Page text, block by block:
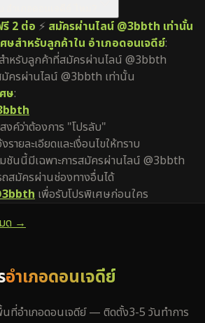
2 ต่อ ⚡ สมัครผ่านไลน์ @3bbth เท่านั้น
ษสำหรับลูกค้าใน อำเภอดอนเจดีย์:
ำหรับลูกค้าที่สมัครผ่านไลน์ @3bbth
มัครผ่านไลน์ @3bbth เท่านั้น
ษ:
งค์ว่าต้องการ "โปรลับ"
รายละเอียดและเงื่อนไขให้ทราบ
มชันนี้มีเฉพาะการสมัครผ่านไลน์ @3bbth
ถสมัครผ่านช่องทางอื่นได้
เพื่อรับโปรพิเศษก่อนใคร
ด →
อำเภอดอนเจดีย์
นที่อำเภอดอนเจดีย์— ติดตั้ง3-5 วันทำการ